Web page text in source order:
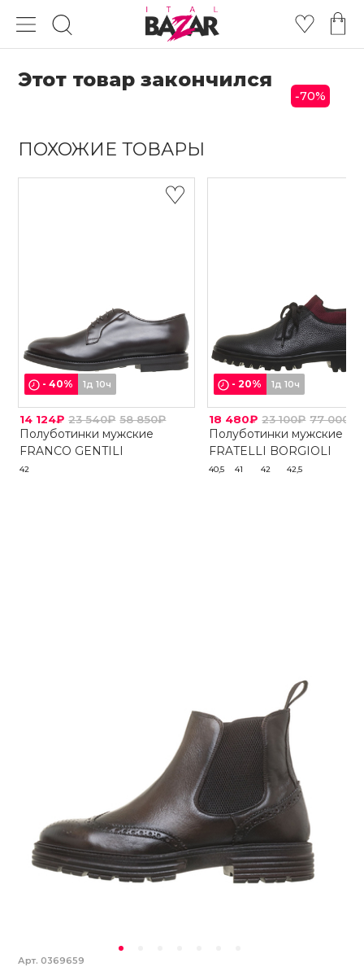
Этот товар закончился
ПОХОЖИЕ ТОВАРЫ
-40% 1д 10ч
14 124₽ 23 540₽ 58 850₽
Полуботинки мужские
FRANCO GENTILI
42
-20% 1д 10ч
18 480₽ 23 100₽ 77 000₽
Полуботинки мужские
FRATELLI BORGIOLI
40,5 41 42 42,5
-70%
Арт.0369659